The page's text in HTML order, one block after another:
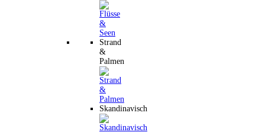
Strand
&
Palmen
Skandinavisch